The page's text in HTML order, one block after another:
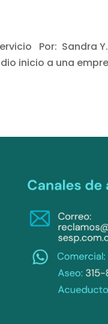
Por: Sandra Y.
dio inicio a una